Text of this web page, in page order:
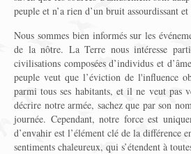
peuple et n’a rien d’un bruit assourdissant
Nous sommes bien informés sur les
de la nôtre. La Terre nous intéresse
civilisations composées d’individus et
peuple veut que l’éviction de l'influence
parmi tous ses habitants, et il ne veut pas
décrire notre armée, sachez que par son
journée. Cependant, notre force est
d’envahir est l’élément clé de la différence
sentiments chaleureux, qui s’étendent à